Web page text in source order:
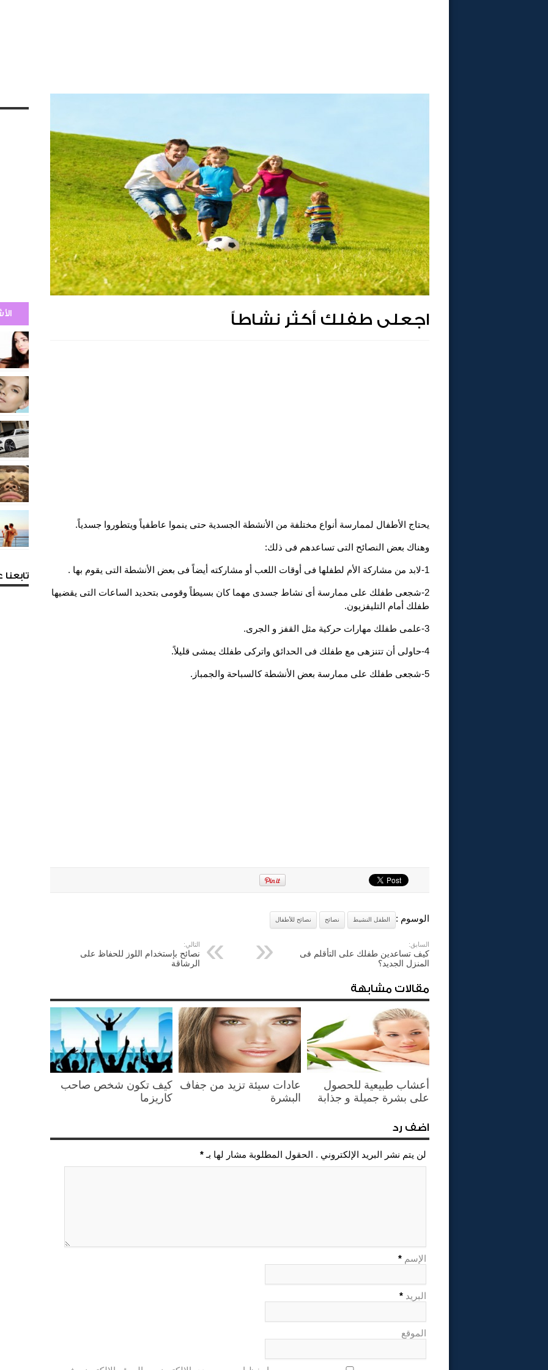
اجعلى طفلك أكثر نشاطاً
يحتاج الأطفال لممارسة أنواع مختلفة من الأنشطة الجسدية حتى ينموا عاطفياً ويتطوروا جسدياً.
وهناك بعض النصائح التى تساعدهم فى ذلك:
1-لابد من مشاركة الأم لطفلها فى أوقات اللعب أو مشاركته أيضاً فى بعض الأنشطة التى يقوم بها .
2-شجعى طفلك على ممارسة أى نشاط جسدى مهما كان بسيطاً وقومى بتحديد الساعات التى يقضيها
طفلك أمام التليفزيون.
3-علمى طفلك مهارات حركية مثل القفز و الجرى.
4-حاولى أن تتنزهى مع طفلك فى الحدائق واتركى طفلك يمشى قليلاً.
5-شجعى طفلك على ممارسة بعض الأنشطة كالسباحة والجمباز.
الوسوم : الطفل النشيط نصائح نصائح للأطفال
السابق:
كيف تساعدين طفلك على التأقلم فى
المنزل الجديد؟
التالي:
نصائح بإستخدام اللوز للحفاظ على
الرشاقة
مقالات مشابهة
أعشاب طبيعية للحصول
على بشرة جميلة و جذابة
عادات سيئة تزيد من جفاف
البشرة
كيف تكون شخص صاحب
كاريزما
اضف رد
لن يتم نشر البريد الإلكتروني . الحقول المطلوبة مشار لها بـ*
الإسم *
البريد *
الموقع